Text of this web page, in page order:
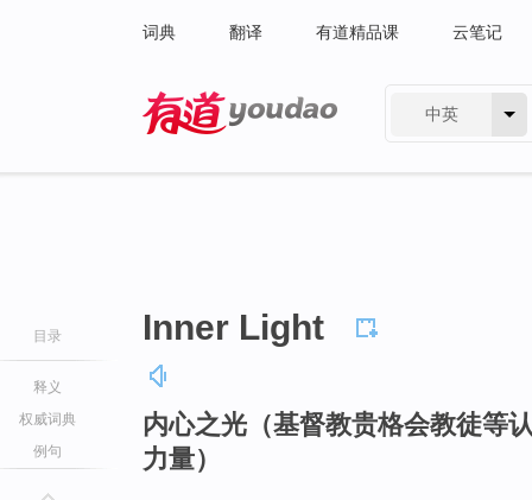
词典 翻译 有道精品课 云笔记
中英
目录
释义
权威词典
例句
Inner Light
内心之光（基督教贵格会教徒等
力量）